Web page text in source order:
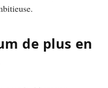
de plus en